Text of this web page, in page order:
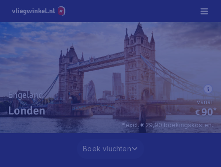
Engeland
Londen €90*
vanaf
*excl. € 29,90 boekingskosten.
Boek vluchten